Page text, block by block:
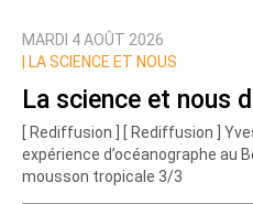
MARDI 4 AOÛT 2026
LA SCIENCE ET NOUS
La science et nous
[ Rediffusion ] [ Rediffusion ]
expérience d’océanographe au
mousson tropicale 3/3